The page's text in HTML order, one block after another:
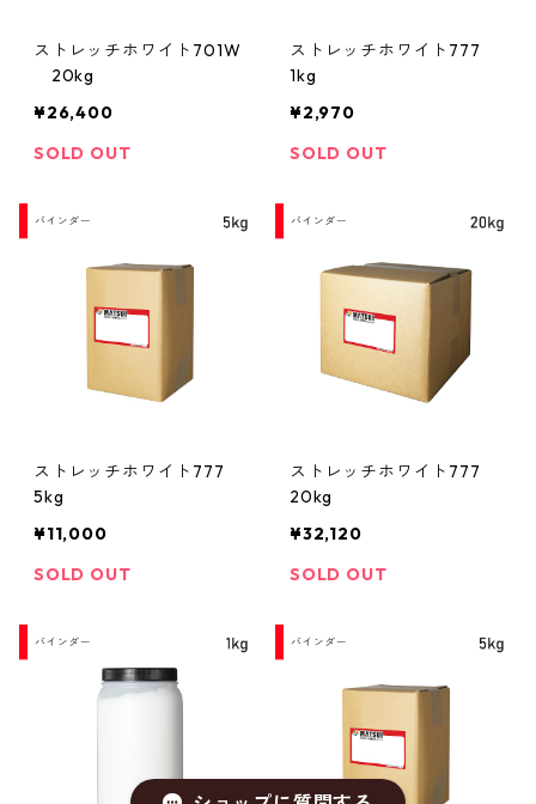
ストレッチホワイト701W
20kg
¥26,400
SOLD OUT
ストレッチホワイト777
1kg
¥2,970
SOLD OUT
ストレッチホワイト777
5kg
¥11,000
SOLD OUT
ストレッチホワイト777
20kg
¥32,120
SOLD OUT